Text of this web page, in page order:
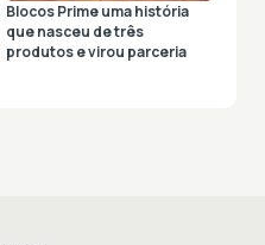
Blocos Prime uma história
que nasceu de três
produtos e virou parceria